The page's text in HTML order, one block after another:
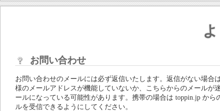
お問い合わせ
お問い合わせのメールには必ず返信いたします。返信がない場合
様のメールアドレスが機能していないか、こちらからのメールが
ールになっている可能性があります。携帯の場合は toppin.jp から
ルを受信できるようにしてください。